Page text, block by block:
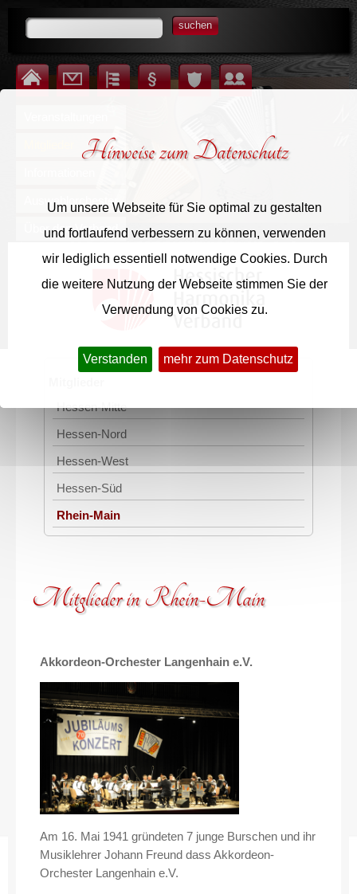
Hinweise zum Datenschutz
Um unsere Webseite für Sie optimal zu gestalten
und fortlaufend verbessern zu können, verwenden
wir lediglich essentiell notwendige Cookies. Durch
die weitere Nutzung der Webseite stimmen Sie der
Verwendung von Cookies zu.
Verstanden mehr zum Datenschutz
suchen
Auswahlorchester
Über den Verband
Hessen-Mitte
Hessen-Nord
Hessen-West
Hessen-Süd
Rhein-Main
Mitglieder in Rhein-Main
Akkordeon-Orchester Langenhain e.V.
Am 16. Mai 1941 gründeten 7 junge Burschen und ihr
Musiklehrer Johann Freund dass Akkordeon-
Orchester Langenhain e.V.